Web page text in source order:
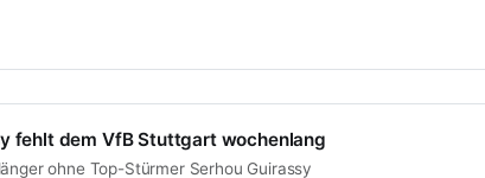
fehlt dem VfB Stuttgart wochenlang
ohne Top-Stürmer Serhou Guirassy